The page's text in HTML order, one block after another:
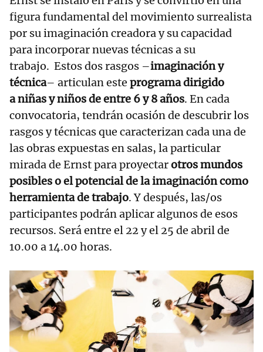
figura fundamental del movimiento surrealista
por su imaginación creadora y su capacidad
para incorporar nuevas técnicas a su
trabajo. Estos dos rasgos –imaginación y
técnica– articulan este programa dirigido
a niñas y niños de entre 6 y 8 años. En cada
convocatoria, tendrán ocasión de descubrir los
rasgos y técnicas que caracterizan cada una de
las obras expuestas en salas, la particular
mirada de Ernst para proyectarotros mundos
posibles o el potencial de la imaginación como
herramienta de trabajo. Y después, las/os
participantes podrán aplicar algunos de esos
recursos. Será entre el 22 y el 25 de abril de
10.00 a 14.00 horas.